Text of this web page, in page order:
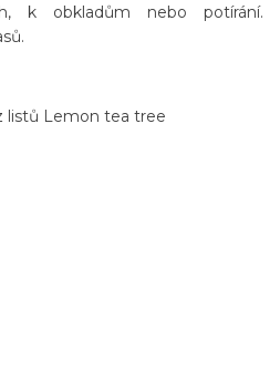
k obkladům nebo potírání.
listů Lemon tea tree